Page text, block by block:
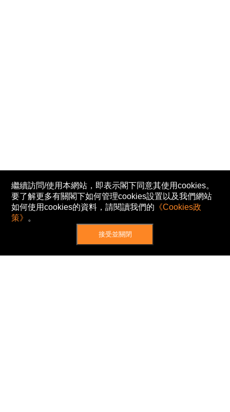
繼續訪問/使用本網站，即表示閣下同意其使用cookies。
要了解更多有關閣下如何管理cookies設置以及我們網站
如何使用cookies的資料，請閱讀我們的 《Cookies政
策》 。
接受並關閉